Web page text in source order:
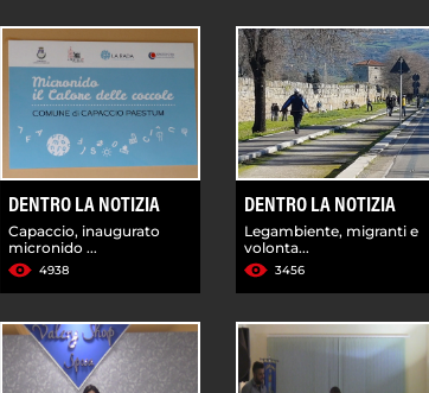
DENTRO LA NOTIZIA
Capaccio, inaugurato
micronido ...
4938
DENTRO LA NOTIZIA
Legambiente, migranti e
volonta...
3456